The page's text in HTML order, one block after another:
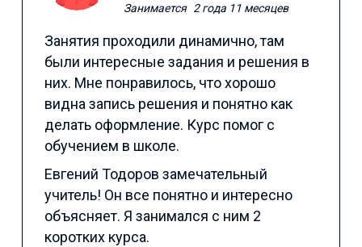
Занимается 2 года 11 месяцев
Занятия проходили динамично, там
были интересные задания и решения в
них. Мне понравилось, что хорошо
видна запись решения и понятно как
делать оформление. Курс помог с
обучением в школе.
Евгений Тодоров замечательный
учитель! Он все понятно и интересно
объясняет. Я занимался с ним 2
коротких курса.